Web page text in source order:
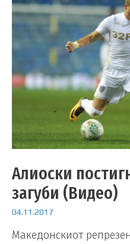
Алиоски
загуби (Видео)
04.11.2017
Македонскиот